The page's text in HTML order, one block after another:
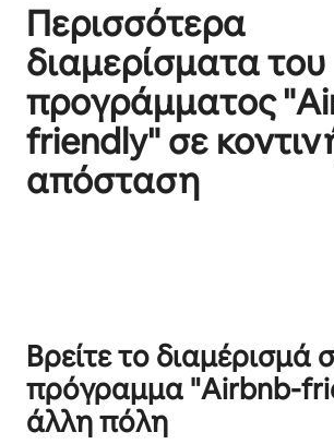
Περισσότερα
διαμερίσματα του
προγράμματος
friendly" σε
απόσταση
Βρείτε το διαμέρισμά
πρόγραμμα "Airbnb-
άλλη πόλη